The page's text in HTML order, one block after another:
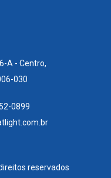
A - Centro,
030
0899
reservados